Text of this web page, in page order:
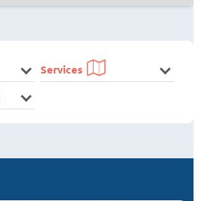
Services